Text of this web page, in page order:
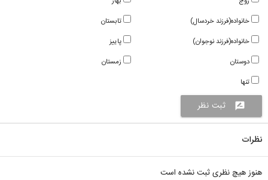
تابستان
پاییز
زمستان
خانواده(فرزند خردسال)
خانواده(فرزند نوجوان)
دوستان
تنها
rate_review ثبت نظر
نظرات
هنوز هیچ نظری ثبت نشده است